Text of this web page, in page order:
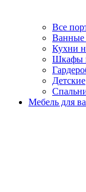
Все
Ванные
Кухни
Шкафы
Детские
Мебель для